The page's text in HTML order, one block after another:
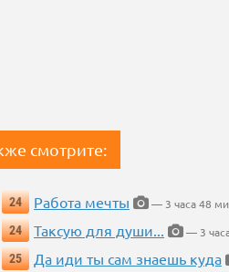
смотрите:
24 Работа мечты
— 3 часа 48
24
Таксую для души...
— 3
25
Да иди ты сам знаешь куда